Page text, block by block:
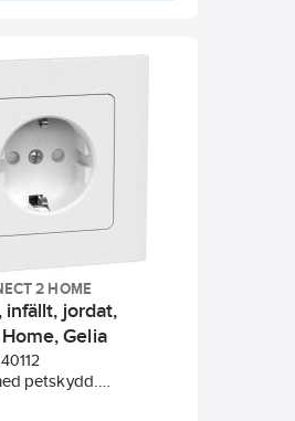
2 HOME
infällt, jordat,
Gelia
petskydd.
inklusive